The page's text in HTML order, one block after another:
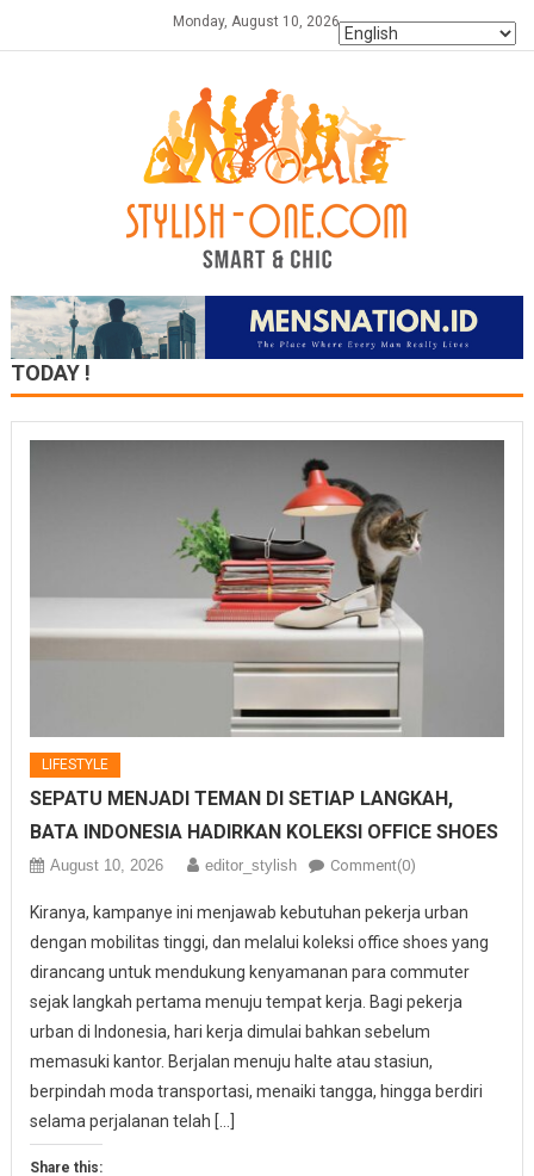
Monday, August 10, 2026
TODAY !
LIFESTYLE
SEPATU MENJADI TEMAN DI SETIAP LANGKAH,
BATA INDONESIA HADIRKAN KOLEKSI OFFICE SHOES
August 10, 2026 editor_stylish Comment(0)
Kiranya, kampanye ini menjawab kebutuhan pekerja urban
dengan mobilitas tinggi, dan melalui koleksi office shoes yang
dirancang untuk mendukung kenyamanan para commuter
sejak langkah pertama menuju tempat kerja. Bagi pekerja
urban di Indonesia, hari kerja dimulai bahkan sebelum
memasuki kantor. Berjalan menuju halte atau stasiun,
berpindah moda transportasi, menaiki tangga, hingga berdiri
selama perjalanan telah […]
Share this: